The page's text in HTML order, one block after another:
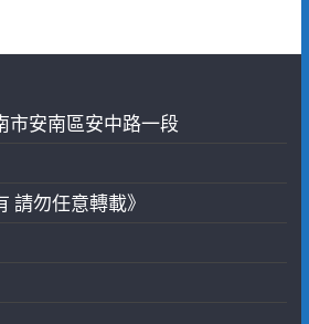
市安南區安中路一段
請勿任意轉載》